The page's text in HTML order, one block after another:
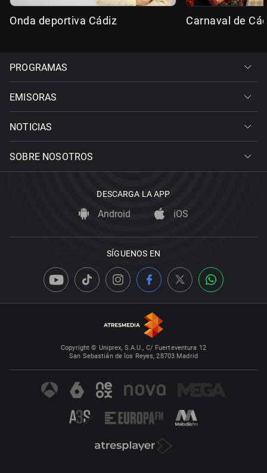
Onda deportiva Cádiz Carnaval de
PROGRAMAS
EMISORAS
NOTICIAS
SOBRE NOSOTROS
DESCARGA LA APP
Android iOS
SÍGUENOS EN
Copyright © Uniprex, S.A.U., C/ Fuerteventura 12
San Sebastián de los Reyes, 28703 Madrid